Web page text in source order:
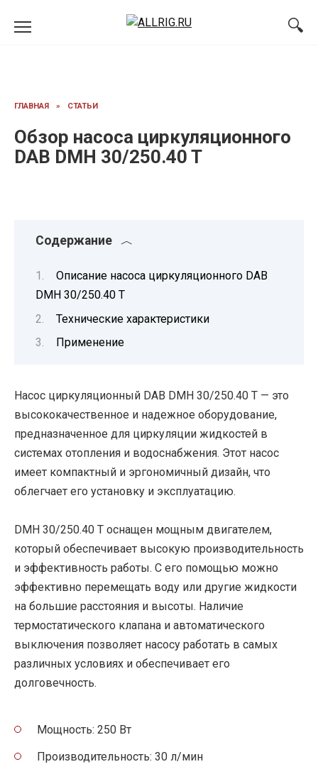
ГЛАВНАЯ » СТАТЬИ
Обзор насоса циркуляционного
DAB DMH 30/250.40 T
Содержание
Описание насоса циркуляционного DAB
DMH 30/250.40 T
Технические характеристики
Применение
Насос циркуляционный DAB DMH 30/250.40 T — это
высококачественное и надежное оборудование,
предназначенное для циркуляции жидкостей в
системах отопления и водоснабжения. Этот насос
имеет компактный и эргономичный дизайн, что
облегчает его установку и эксплуатацию.
DMH 30/250.40 T оснащен мощным двигателем,
который обеспечивает высокую производительность
и эффективность работы. С его помощью можно
эффективно перемещать воду или другие жидкости
на большие расстояния и высоты. Наличие
термостатического клапана и автоматического
выключения позволяет насосу работать в самых
различных условиях и обеспечивает его
долговечность.
Мощность: 250 Вт
Производительность: 30 л/мин